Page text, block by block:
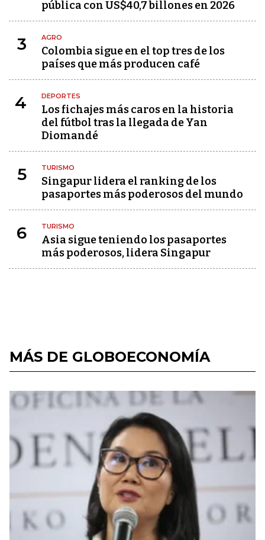
pública con US$40,7 billones en 2026
3 AGRO
Colombia sigue en el top tres de los
países que más producen café
4 DEPORTES
Los fichajes más caros en la historia
del fútbol tras la llegada de Yan
Diomandé
5 TURISMO
Singapur lidera el ranking de los
pasaportes más poderosos del mundo
6 TURISMO
Asia sigue teniendo los pasaportes
más poderosos, lidera Singapur
MÁS DE GLOBOECONOMÍA